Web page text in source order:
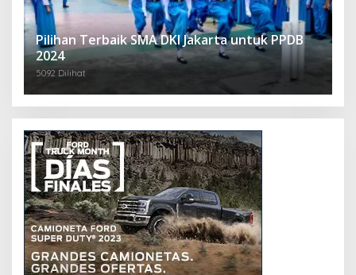
Pilihan Terbaik SMA DKI Jakarta untuk PPDB
2024
5092 Dilihat